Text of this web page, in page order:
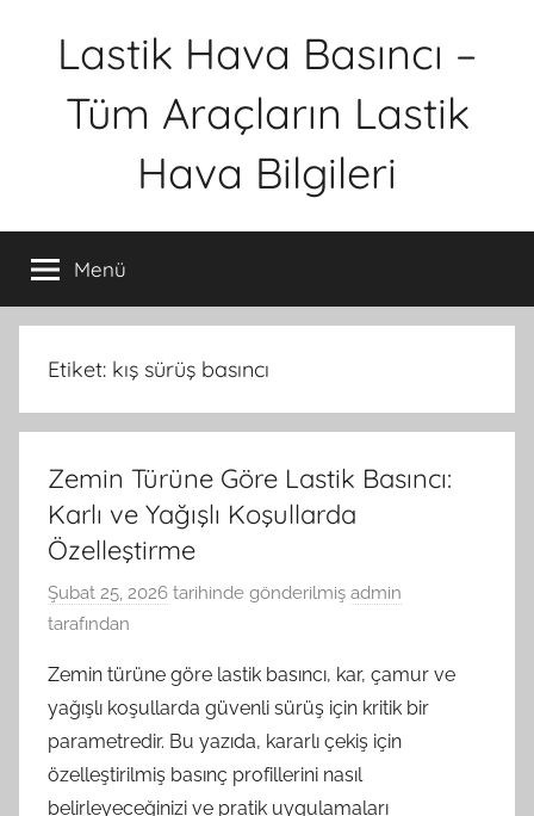
Lastik Hava Basıncı –
Tüm Araçların Lastik
Hava Bilgileri
Menü
Etiket: kış sürüş basıncı
Zemin Türüne Göre Lastik Basıncı:
Karlı ve Yağışlı Koşullarda
Özelleştirme
Şubat 25, 2026 tarihinde gönderilmiş admin
tarafından
Zemin türüne göre lastik basıncı, kar, çamur ve
yağışlı koşullarda güvenli sürüş için kritik bir
parametredir. Bu yazıda, kararlı çekiş için
özelleştirilmiş basınç profillerini nasıl
belirleyeceğinizi ve pratik uygulamaları